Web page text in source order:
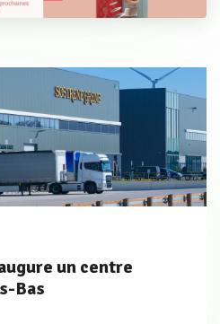
un centre
Bas